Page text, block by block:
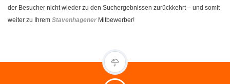
der Besucher nicht wieder zu den Suchergebnissen zurückkehrt – und somit
weiter zu Ihrem Stavenhagener Mitbewerber!